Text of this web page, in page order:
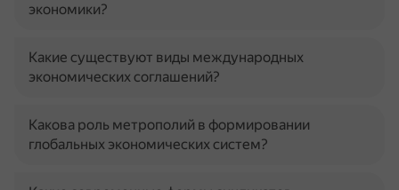
экономики?
Какие существуют виды международных
экономических соглашений?
Какова роль метрополий в формировании
глобальных экономических систем?